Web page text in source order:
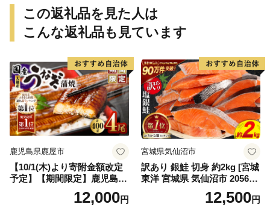
この返礼品を見た人は
こんな返礼品も見ています
鹿児島県鹿屋市
【10/1(木)より寄附金額改定
予定】【期間限定】鹿児島県
大隅産うなぎ蒲焼4尾（400
g） KN007-02312,000円
宮城県気仙沼市
訳あり 銀鮭 切身 約2kg [宮城
東洋 宮城県 気仙沼市 205649
91] 鮭 魚介類 海鮮 訳アリ 規
格外 不揃い さけ サケ 鮭切身
12,500円